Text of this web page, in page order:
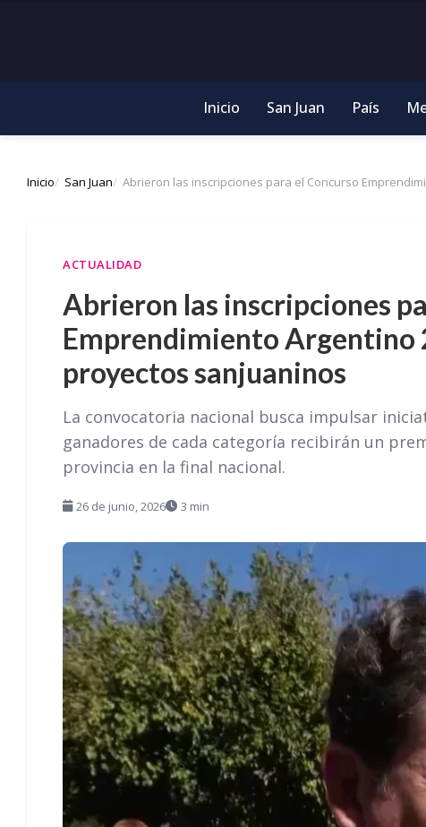
Inicio San Juan País
Inicio San Juan Abrieron las inscripciones para el Concurso
ACTUALIDAD
Abrieron las inscripciones
Emprendimiento Argentino
proyectos sanjuaninos
La convocatoria nacional busca impulsar
ganadores de cada categoría recibirán un
provincia en la final nacional.
26 de junio, 2026 3 min